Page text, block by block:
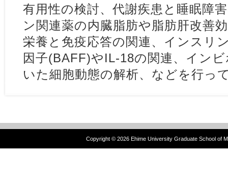
有用性の検討、代謝疾患と睡眠障
ン関連薬の内臓脂肪や脂肪肝改善
栄養と免疫応答の関連、インスリ
因子(BAFF)やIL-18の関連、イン
いた細胞動態の解析、などを行っ
Copyright © 2026 Ehime University Graduate School of